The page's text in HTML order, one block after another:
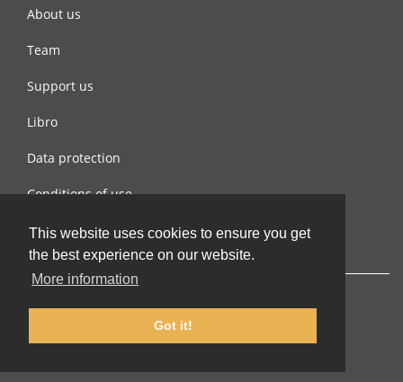
This website uses cookies to ensure you get
the best experience on our website.
More information
Got it!
About us
Team
Support us
Libro
Data protection
Conditions of use
Contact us
© 2002-2026 lernu.net |Impressum